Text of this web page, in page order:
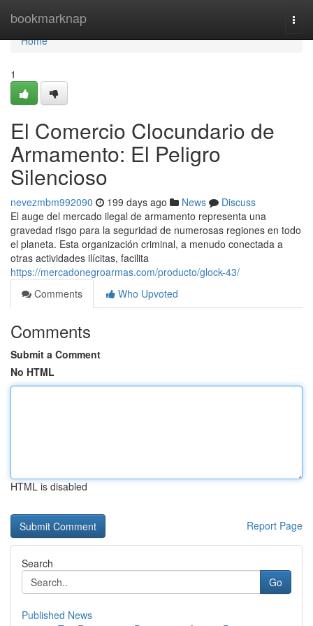
bookmarknap
Home
Home
1
El Comercio Clocundario de
Armamento: El Peligro
Silencioso
nevezmbm992090 199 days ago News
Discuss
El auge del mercado ilegal de armamento representa una
gravedad risgo para la seguridad de numerosas regiones en todo
el planeta. Esta organización criminal, a menudo conectada a
otras actividades ilícitas, facilita
https://mercadonegroarmas.com/producto/glock-43/
Comments
Who Upvoted
Comments
Submit a Comment
No HTML
HTML is disabled
Report Page
Search
Go
Published News